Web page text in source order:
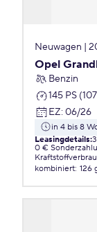
Neuwagen |
Opel
Benzin
145 PS
EZ: 06/26
in 4 bis 8
Leasingdetails:
0 €
kombiniert: 126